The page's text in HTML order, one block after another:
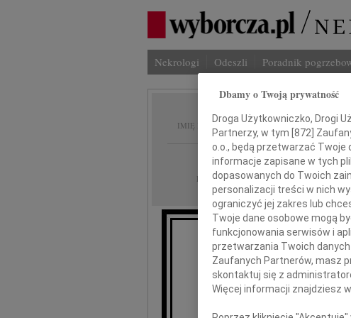
Nekrologi Odeszli Poradnik
IMIĘ I NAZWISKO: Jerzy
REGION: Wrocław
DATA EMISJI: 07.07.2010
Z głębokim
że w dniu 3
Dbamy o Twoją prywatność
Droga Użytkowniczko, Drogi
Partnerzy, w tym [872]
o.o., będą przetwarzać Twoje
informacje zapisane w tych
dopasowanych do Twoich
personalizacji treści w nich
ograniczyć jej zakres lub
Twoje dane osobowe mogą
funkcjonowania serwisów i
przetwarzania Twoich danych
Zaufanych Partnerów, masz
skontaktuj się z
Więcej informacji znajdziesz w